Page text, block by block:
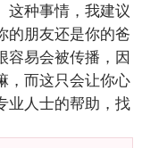
这种事情，我建议
的朋友还是你的爸
容易会被传播，因
，而这只会让你心
业人士的帮助，找